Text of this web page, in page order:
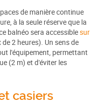
de manière continue
à la seule réserve que la
balnéo sera accessiblesur
2 heures). Un sens de
l'équipement, permettant
(2 m) et d'éviter les
casiers